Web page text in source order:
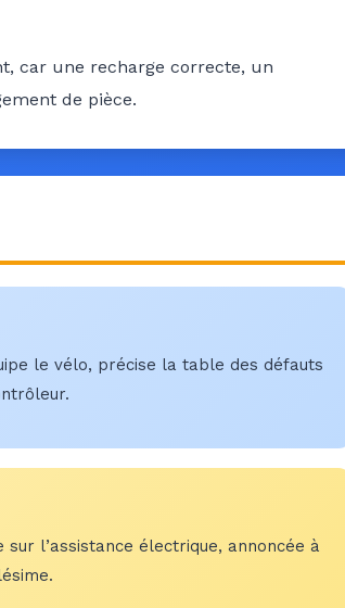
car une recharge correcte, un
de pièce.
le vélo, précise la table des défauts
l’assistance électrique, annoncée à